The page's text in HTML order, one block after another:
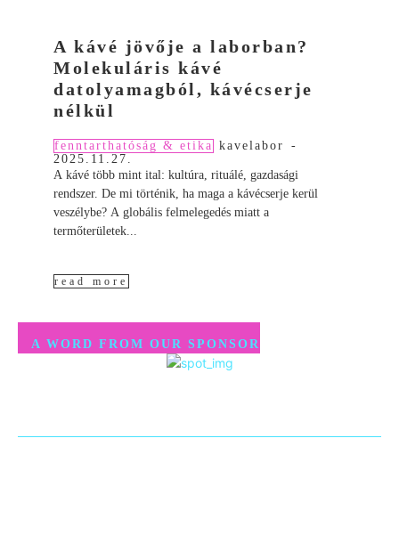
A kávé jövője a laborban?
Molekuláris kávé
datolyamagból, kávécserje
nélkül
fenntarthatóság & etika kavelabor
-
2025.11.27.
A kávé több mint ital: kultúra, rituálé, gazdasági
rendszer. De mi történik, ha maga a kávécserje kerül
veszélybe? A globális felmelegedés miatt a
termőterületek...
read more
A WORD FROM OUR SPONSOR